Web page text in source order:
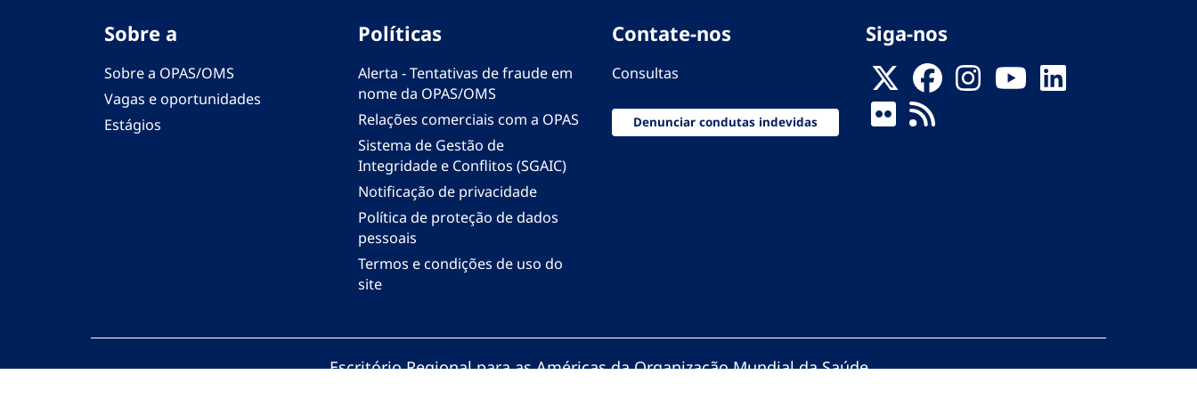
Sobre a
Sobre a OPAS/OMS
Vagas e oportunidades
Estágios
Políticas
Alerta - Tentativas de fraude em
nome da OPAS/OMS
Relações comerciais com a OPAS
Sistema de Gestão de
Integridade e Conflitos (SGAIC)
Notificação de privacidade
Política de proteção de dados
pessoais
Termos e condições de uso do
site
Contate-nos
Consultas
Denunciar condutas indevidas
Siga-nos
Escritório Regional para as Américas da Organização Mundial da Saúde